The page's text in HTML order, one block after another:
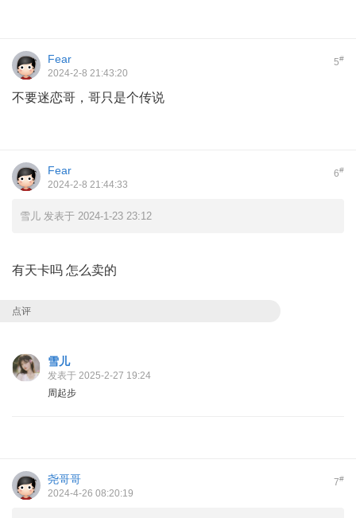
5#
Fear
2024-2-8 21:43:20
不要迷恋哥，哥只是个传说
6#
Fear
2024-2-8 21:44:33
雪儿 发表于 2024-1-23 23:12
有天卡吗 怎么卖的
点评
雪儿
发表于 2025-2-27 19:24
周起步
7#
尧哥哥
2024-4-26 08:20:19